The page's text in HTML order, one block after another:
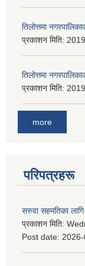
तिलोत्तमा
प्रकाशन मिति:
तिलोत्तमा
प्रकाशन मिति:
more
परिपत्रहरू
सरुवा सहमतिका
प्रकाशन मिति:
Post date: